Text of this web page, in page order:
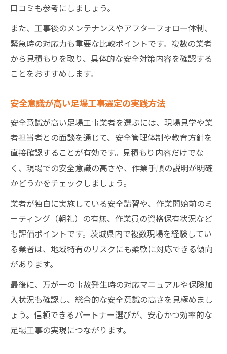
口コミも参考にしましょう。
また、工事後のメンテナンスやアフターフォロー体制、
緊急時の対応力も重要な比較ポイントです。複数の業者
から見積もりを取り、具体的な安全対策内容を確認する
ことをおすすめします。
安全意識が高い足場工事選定の実践方法
安全意識が高い足場工事業者を選ぶには、現場見学や業
者担当者との面談を通じて、安全管理体制や教育方針を
直接確認することが有効です。見積もり内容だけでな
く、現場での安全意識の高さや、作業手順の説明が明確
かどうかをチェックしましょう。
業者が独自に実施している安全講習や、作業開始前のミ
ーティング（朝礼）の有無、作業員の資格保有状況など
も評価ポイントです。茨城県内で複数現場を経験してい
る業者は、地域特有のリスクにも柔軟に対応できる傾向
があります。
最後に、万が一の事故発生時の対応マニュアルや保険加
入状況も確認し、総合的な安全意識の高さを見極めまし
ょう。信頼できるパートナー選びが、安心かつ効率的な
足場工事の実現につながります。